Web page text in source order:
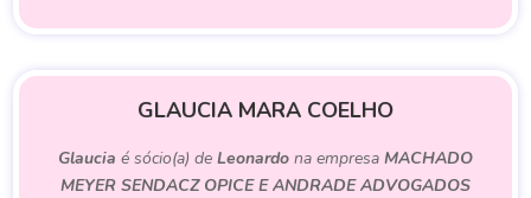
GLAUCIA MARA COELHO
Glaucia é sócio(a) de Leonardo na empresa MACHADO
MEYER SENDACZ OPICE E ANDRADE ADVOGADOS